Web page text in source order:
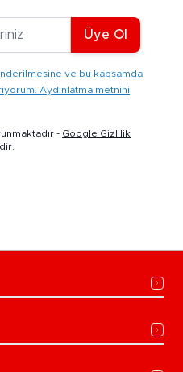
E-posta Adresiniz
Üye Ol
ve bu kapsamda
Aydınlatma metnini
- Google Gizlilik